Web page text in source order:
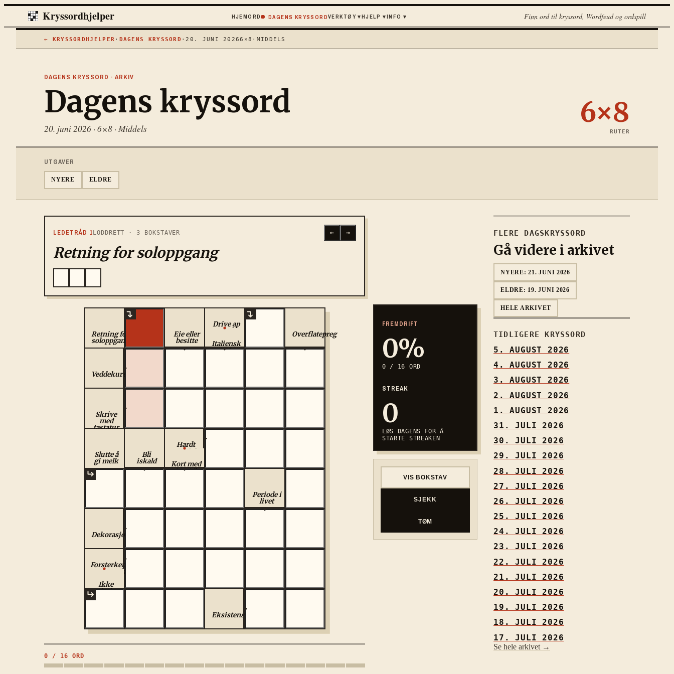
Kryssordhjelper HJEMORD DAGENS KRYSSORDVERKTØY▾HJELP ▾INFO ▾ Finn ord til kryssord, Wordfeud og ordspill
← KRYSSORDHJELPER · DAGENS KRYSSORD ·20. JUNI 20266×8 · MIDDELS
DAGENS KRYSSORD · ARKIV
Dagens kryssord
20. juni 2026 · 6×8 · Middels 6×8
RUTER
UTGAVER
NYERE ELDRE
LEDETRÅD 1LODDRETT ·3 BOKSTAVER ← →
Retning for soloppgang
Retning for
soloppgang
Eie eller
besitte
Drive ap
med
Italiensk
vertshus
Overflatepreg
Veddekursfall
Skrive
med
tastatur
Slutte å
gi melk
Bli
iskald
Hardt
tropisk
Kort med
tallet 9
Periode i
livet
Dekorasjon
Forsterkende
neiuttrykk
Ikke
mindre
Eksistensverb
0 / 16 ORD
FREMDRIFT
0%
0 / 16 ORD
STREAK
0
LØS DAGENS FOR Å
STARTE STREAKEN
VIS BOKSTAV
SJEKK
TØM
FLERE DAGSKRYSSORD
Gå videre i arkivet
NYERE:21. JUNI 2026
ELDRE: 19. JUNI 2026
HELE ARKIVET
TIDLIGERE KRYSSORD
5. AUGUST 2026
4. AUGUST 2026
3. AUGUST 2026
2. AUGUST 2026
1. AUGUST 2026
31. JULI 2026
30. JULI 2026
29. JULI 2026
28. JULI 2026
27. JULI 2026
26. JULI 2026
25. JULI 2026
24. JULI 2026
23. JULI 2026
22. JULI 2026
21. JULI 2026
20. JULI 2026
19. JULI 2026
18. JULI 2026
17. JULI 2026
Se hele arkivet →